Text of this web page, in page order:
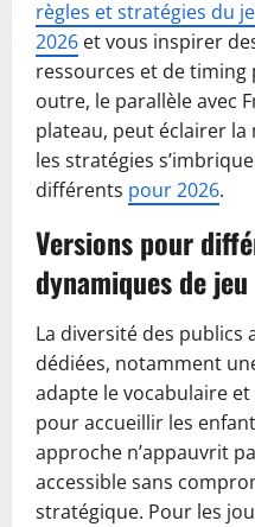
règles et stratégies du
2026 et vous inspirer
ressources et de
outre, le parallèle avec
plateau, peut éclairer
les stratégies
différents pour 2026.
Versions pour
dynamiques de jeu
La diversité des publics
dédiées, notamment
adapte le vocabulaire
pour accueillir les
approche n’appauvrit
accessible sans
stratégique. Pour les